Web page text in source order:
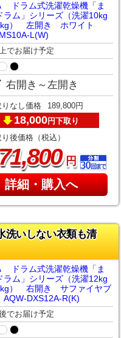
ドラム式洗濯乾燥機「ま
ラム」シリーズ（洗濯10kg
） 左開き ホワイト
L(W)
でお届け予定
右開き～左開き
りなし価格 189,800円
18,000円下取り
後価格（税込）
,800円
詳細・購入へ
洗いしない衣類も清
ドラム式洗濯乾燥機「ま
ラム」シリーズ（洗濯12kg
） 右開き サファイヤブ
DXS12A-R(K)
でお届け予定